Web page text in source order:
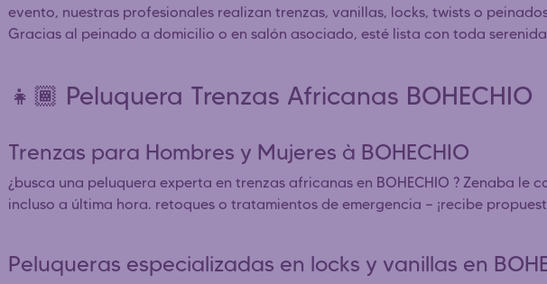
evento, nuestras profesionales realizan trenzas, vanillas, locks, twists o
Gracias al peinado a domicilio o en salón asociado, esté lista con toda
👧🏾 Peluquera Trenzas Africanas BOHECHIO
Trenzas para Hombres y Mujeres à BOHECHIO
¿busca una peluquera experta en trenzas africanas en BOHECHIO ? Zenaba
incluso a última hora. retoques o tratamientos de emergencia — ¡recibe
Peluqueras especializadas en locks y vanillas en